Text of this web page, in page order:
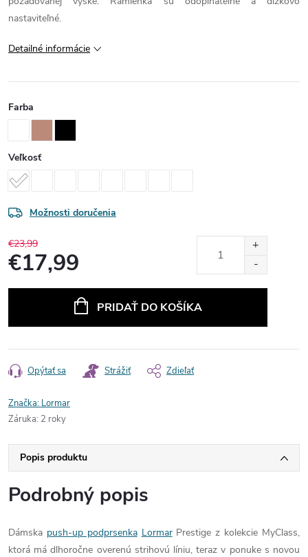
nastaviteľné.
Detailné informácie
Farba
Veľkosť
Možnosti doručenia
€23,99
€17,99
PRIDAŤ DO KOŠÍKA
Opýtať sa Strážiť Zdieľať
Značka: Lormar
Záruka: 2 roky
Popis produktu
Podrobný popis
Dámska push-up podprsenka LormarPrestige z kolekcie MyClass,
ktorá má dlhoročne overenú strihovú líniu, teraz v ponuke s novou